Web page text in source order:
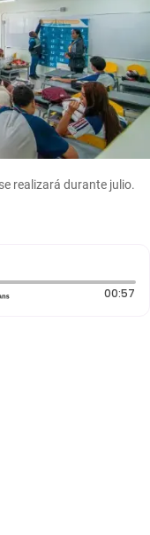
realizará durante julio.
00:57